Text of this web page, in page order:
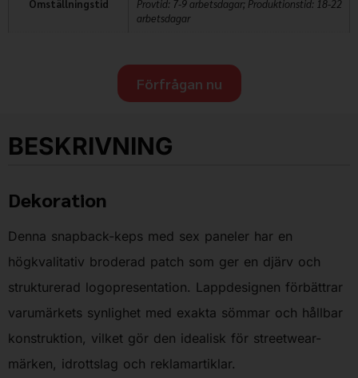
Omställningstid
Provtid: 7-9 arbetsdagar; Produktionstid: 18-22
arbetsdagar
Förfrågan nu
BESKRIVNING
Dekoration
Denna snapback-keps med sex paneler har en
högkvalitativ broderad patch som ger en djärv och
strukturerad logopresentation. Lappdesignen förbättrar
varumärkets synlighet med exakta sömmar och hållbar
konstruktion, vilket gör den idealisk för streetwear-
märken, idrottslag och reklamartiklar.